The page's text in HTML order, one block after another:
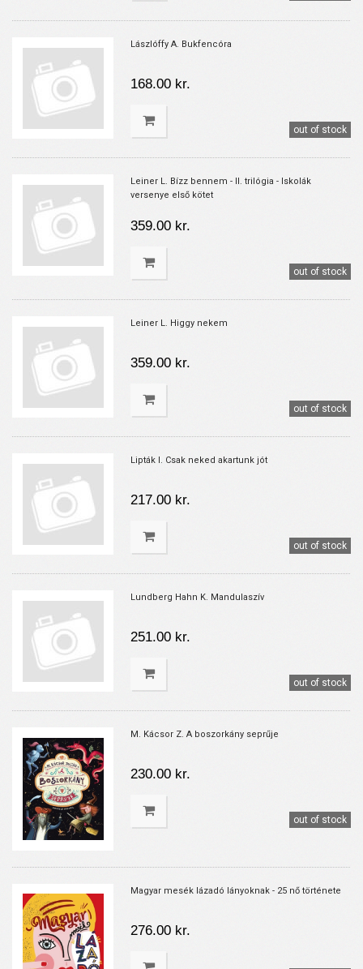
Lászlóffy A. Bukfencóra
168.00 kr.
out of stock
Leiner L. Bízz bennem - II. trilógia - Iskolák
versenye első kötet
359.00 kr.
out of stock
Leiner L. Higgy nekem
359.00 kr.
out of stock
Lipták I. Csak neked akartunk jót
217.00 kr.
out of stock
Lundberg Hahn K. Mandulaszív
251.00 kr.
out of stock
M. Kácsor Z. A boszorkány seprűje
230.00 kr.
out of stock
Magyar mesék lázadó lányoknak - 25 nő története
276.00 kr.